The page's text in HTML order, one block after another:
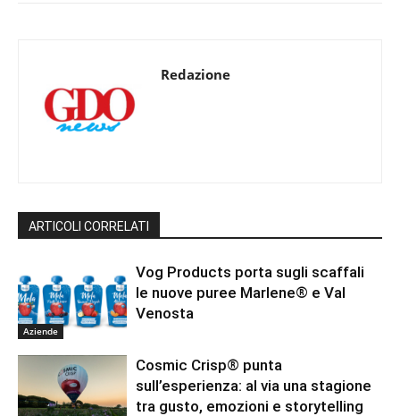
Redazione
ARTICOLI CORRELATI
Aziende
Vog Products porta sugli scaffali
le nuove puree Marlene® e Val
Venosta
Cosmic Crisp® punta
sull’esperienza: al via una stagione
tra gusto, emozioni e storytelling